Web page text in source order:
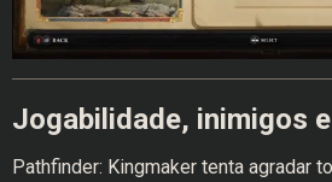
Jogabilidade, inimigos
Pathfinder: Kingmaker tenta agradar